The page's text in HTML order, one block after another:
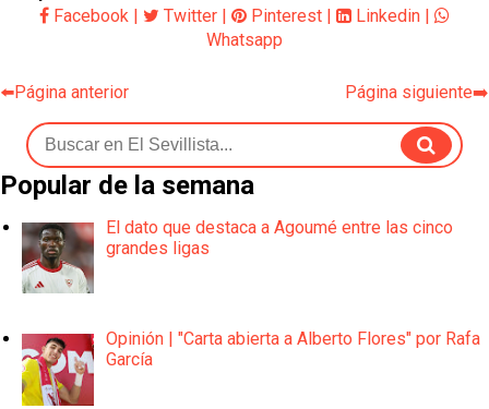
Facebook
Twitter Pinterest Linkedin
Whatsapp
⬅️Página anterior Página siguiente➡️
Popular de la semana
El dato que destaca a Agoumé entre las cinco
grandes ligas
Opinión | "Carta abierta a Alberto Flores" por Rafa
García